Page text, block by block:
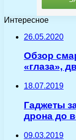
Интересное
26.05.2020
Обзор
«глаза»,
18.07.2019
Гаджеты
дрона до
09.03.2019